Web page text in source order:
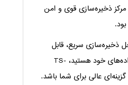
ذخیره‌سازی قوی و امن
ذخیره‌سازی سریع، قابل
اعتماد و امن برای داده‌های خود هستید، TS-